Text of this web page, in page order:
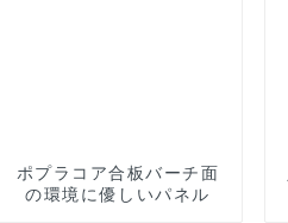
ポプラコア合板バーチ面
の環境に優しいパネル